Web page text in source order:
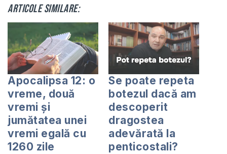
Articole similare:
Apocalipsa 12: o
vreme, două
vremi și
jumătatea unei
vremi egală cu
1260 zile
Se poate repeta
botezul dacă am
descoperit
dragostea
adevărată la
penticostali?